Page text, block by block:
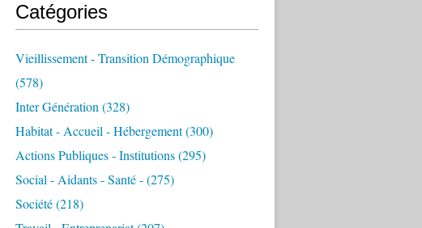
Catégories
Vieillissement - Transition Démographique
(578)
Inter Génération (328)
Habitat - Accueil - Hébergement(300)
Actions Publiques - Institutions(295)
Social - Aidants - Santé -(275)
Société(218)